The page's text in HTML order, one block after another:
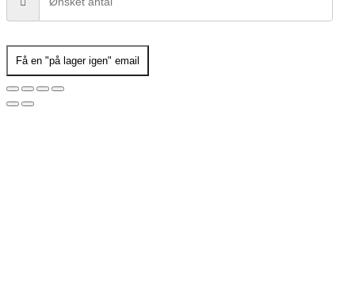
Få en "på lager igen" email